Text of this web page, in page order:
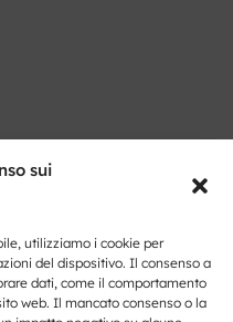
sui
utilizziamo i cookie per
del dispositivo. Il consenso a
dati, come il comportamento
web. Il mancato consenso o la